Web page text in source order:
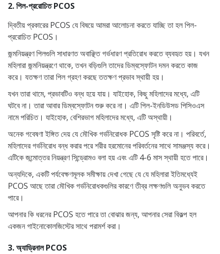
2. পিল-প্ররোচিত PCOS
দ্বিতীয় প্রকারের PCOS যে বিষয়ে আমরা আলোচনা করতে যাচ্ছি তা হল পিল-
প্ররোচিত PCOS।
জন্মনিয়ন্ত্রণ পিলগুলি সাধারণত অবাঞ্ছিত গর্ভধারণ প্রতিরোধ করতে ব্যবহৃত হয়। যখন
মহিলারা জন্মনিয়ন্ত্রণে থাকে, তখন বড়িগুলি তাদের ডিম্বস্ফোটন দমন করতে কাজ
করে। যতক্ষণ তারা পিল গ্রহণ করছে ততক্ষণ প্রভাব স্থায়ী হয়।
যখন তারা থামে, প্রভাবটিও বন্ধ হয়ে যায়। যাইহোক, কিছু মহিলাদের মধ্যে, এটি
ঘটবে না। তারা আবার ডিম্বস্ফোটন শুরু করে না। এটি পিল-ইনডিউসড পিসিওএস
নামে পরিচিত। যাইহোক, বেশিরভাগ মহিলাদের মধ্যে, এটি অস্থায়ী।
অনেক গবেষণা ইঙ্গিত দেয় যে মৌখিক গর্ভনিরোধক PCOS সৃষ্টি করে না। পরিবর্তে,
মহিলাদের গর্ভনিরোধ বন্ধ করার পরে শরীর হরমোনের পরিবর্তনের সাথে সামঞ্জস্য করে।
এটিকে জন্মোত্তর নিয়ন্ত্রণ সিন্ড্রোমও বলা হয় এবং এটি 4-6 মাস স্থায়ী হতে পারে।
অন্যদিকে, একটি পর্যবেক্ষণমূলক সমীক্ষায় দেখা গেছে যে যে মহিলারা ইতিমধ্যেই
PCOS আছে তারা মৌখিক গর্ভনিরোধকগুলির কারণে তীব্র লক্ষণগুলি অনুভব করতে
পারে।
আপনার কি ধরনের PCOS হতে পারে তা বোঝার জন্য, আপনার সেরা বিকল্প হল
একজন গাইনোকোলজিস্টের সাথে পরামর্শ করা।
3. অ্যাড্রিনাল PCOS